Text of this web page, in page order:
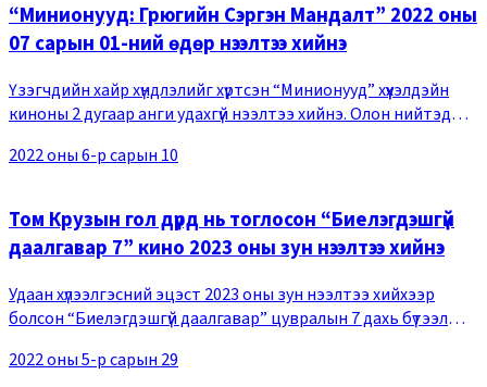
“Минионууд: Грюгийн Сэргэн Мандалт” 2022 оны
07 сарын 01-ний өдөр нээлтээ хийнэ
Үзэгчдийн хайр хүндлэлийг хүртсэн “Минионууд” хүүхэлдэйн
киноны 2 дугаар анги удахгүй нээлтээ хийнэ. Олон нийтэд
болох Боб, Кевин, Стюарт нарын илүү б
2022 оны 6-р сарын 10
Том Крузын гол дүрд нь тоглосон “Биелэгдэшгүй
даалгавар 7” кино 2023 оны зун нээлтээ хийнэ
Удаан хүлээлгэсний эцэст 2023 оны зун нээлтээ хийхээр
болсон “Биелэгдэшгүй даалгавар” цувралын 7 дахь бүтээл
нэрээр гарах ба “Dead Reckoning” нь “ч
2022 оны 5-р сарын 29